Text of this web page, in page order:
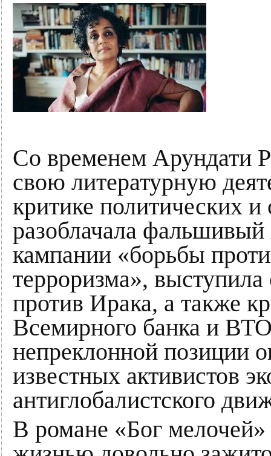
Со временем Арундати
свою литературную
критике политических
разоблачала фальшивый
кампании «борьбы
терроризма»,
против Ирака, а также
Всемирного банка и
непреклонной позиции
известных активистов
антиглобалистского
В романе «Бог мелочей»